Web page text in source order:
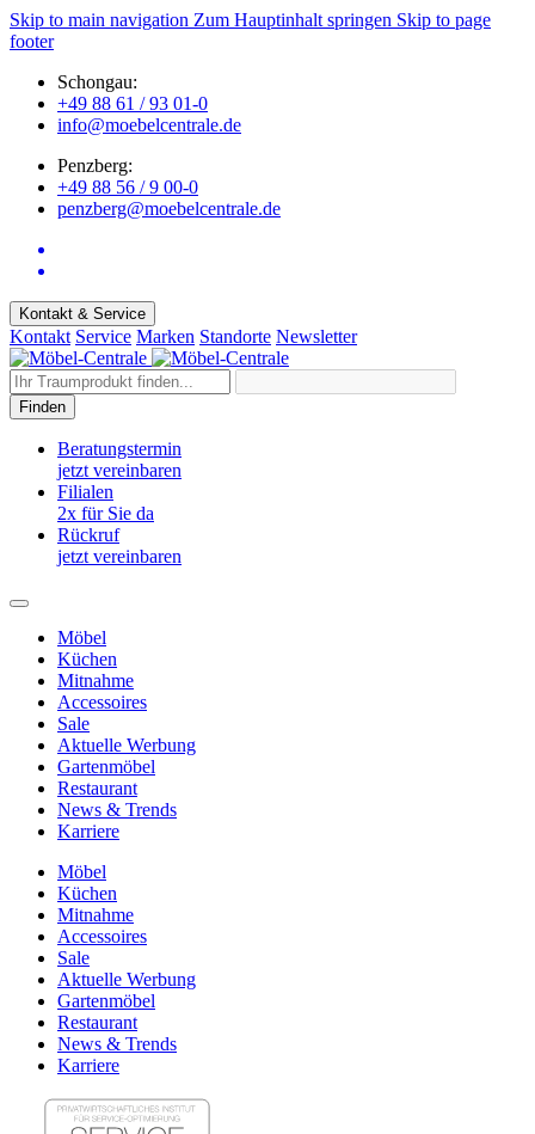
Skip to main navigation Zum Hauptinhalt springen Skip to page
footer
Schongau:
+49 88 61 / 93 01-0
info@moebelcentrale.de
Penzberg:
+49 88 56 / 9 00-0
penzberg@moebelcentrale.de
Kontakt & Service
Kontakt Service Marken Standorte Newsletter
Finden
Beratungstermin
jetzt vereinbaren
Filialen
2x für Sie da
Rückruf
jetzt vereinbaren
Möbel
Küchen
Mitnahme
Accessoires
Sale
Aktuelle Werbung
Gartenmöbel
Restaurant
News & Trends
Karriere
Möbel
Küchen
Mitnahme
Accessoires
Sale
Aktuelle Werbung
Gartenmöbel
Restaurant
News & Trends
Karriere